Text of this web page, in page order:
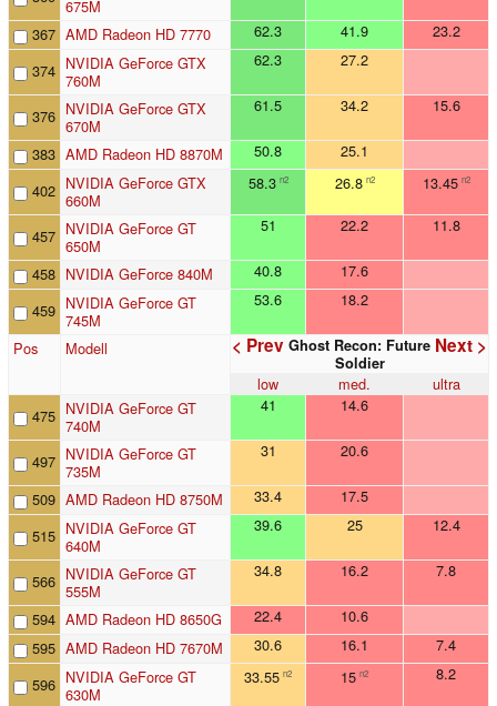
675M
367 AMD Radeon HD 7770 62.3 41.9
23.2
374 NVIDIA GeForce GTX
760M
62.3 27.2
376 NVIDIA GeForce GTX
670M
61.5 34.2 15.6
383 AMD Radeon HD 8870M 50.8
25.1
402 NVIDIA GeForce GTX
660M
58.3 n2 26.8 n2 13.45 n2
457 NVIDIA GeForce GT
650M
51 22.2 11.8
458 NVIDIA GeForce 840M 40.8
17.6
459 NVIDIA GeForce GT
745M
53.6 18.2
Pos Modell < Prev Next >
Ghost Recon: Future
Soldier
low med.
ultra
475 NVIDIA GeForce GT
740M
41 14.6
497 NVIDIA GeForce GT
735M
31 20.6
509 AMD Radeon HD 8750M 33.4
17.5
515 NVIDIA GeForce GT
640M
39.6 25 12.4
566 NVIDIA GeForce GT
555M
34.8 16.2 7.8
594 AMD Radeon HD 8650G 22.4
10.6
595 AMD Radeon HD 7670M 30.6 16.1
7.4
596 NVIDIA GeForce GT
630M
33.55 n2 15 n2 8.2